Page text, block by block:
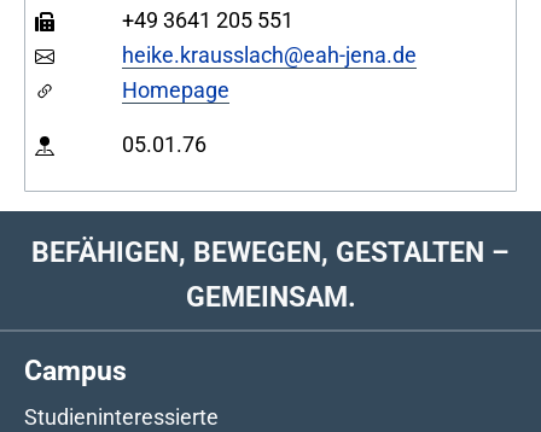
+49 3641 205 551
heike.krausslach@eah-jena.de
Homepage
05.01.76
BEFÄHIGEN, BEWEGEN, GESTALTEN –
GEMEINSAM.
Campus
Studieninteressierte